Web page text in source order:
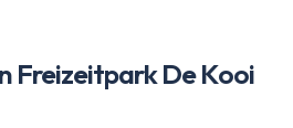
Freizeitpark De Kooi